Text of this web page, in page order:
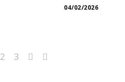
04/02/2026
2 3